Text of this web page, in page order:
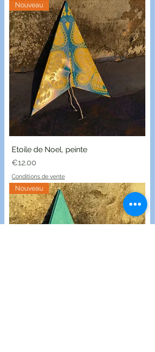
Nouveau
Etoile de Noel, peinte
Price
€12.00
Conditions de vente
Nouveau